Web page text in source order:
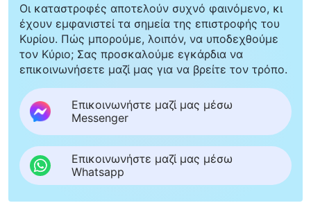
Οι καταστροφές αποτελούν συχνό φαινόμενο, κι
έχουν εμφανιστεί τα σημεία της επιστροφής του
Κυρίου. Πώς μπορούμε, λοιπόν, να υποδεχθούμε
τον Κύριο; Σας προσκαλούμε εγκάρδια να
επικοινωνήσετε μαζί μας για να βρείτε τον τρόπο.
Επικοινωνήστε μαζί μας μέσω
Messenger
Επικοινωνήστε μαζί μας μέσω
Whatsapp